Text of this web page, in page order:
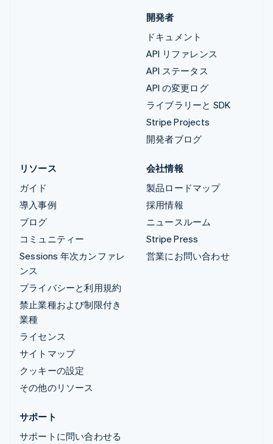
開発者
ドキュメント
API リファレンス
API ステータス
API の変更ログ
ライブラリーと SDK
Stripe Projects
開発者ブログ
リソース
ガイド
導入事例
ブログ
コミュニティー
Sessions 年次カンファレ
ンス
プライバシーと利用規約
禁止業種および制限付き
業種
ライセンス
サイトマップ
クッキーの設定
その他のリソース
会社情報
製品ロードマップ
採用情報
ニュースルーム
Stripe Press
営業にお問い合わせ
サポート
サポートに問い合わせる